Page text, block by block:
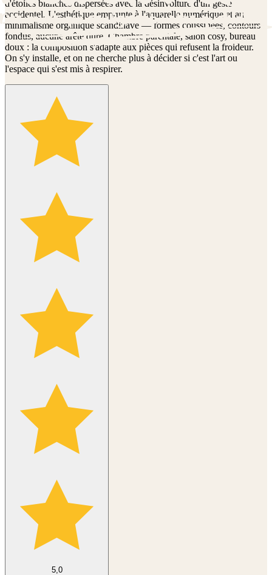
d'étoiles blanches dispersées avec la désinvolture d'un geste
accidentel. L'esthétique emprunte à l'aquarelle numérique et au
minimalisme organique scandinave — formes coussinées, contours
fondus, aucune arête dure. Chambre parentale, salon cosy, bureau
doux : la composition s'adapte aux pièces qui refusent la froideur.
On s'y installe, et on ne cherche plus à décider si c'est l'art ou
l'espace qui s'est mis à respirer.
5,0